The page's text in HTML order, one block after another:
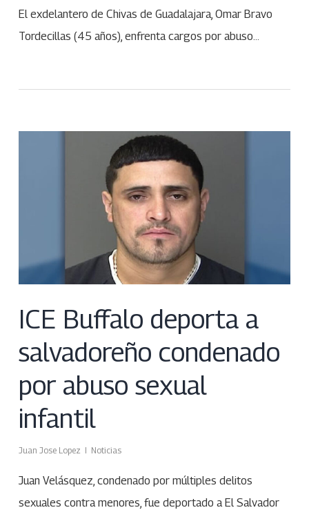
El exdelantero de Chivas de Guadalajara, Omar Bravo
Tordecillas (45 años), enfrenta cargos por abuso…
ICE Buffalo deporta a
salvadoreño condenado
por abuso sexual
infantil
Juan Jose Lopez Noticias
Juan Velásquez, condenado por múltiples delitos
sexuales contra menores, fue deportado a El Salvador